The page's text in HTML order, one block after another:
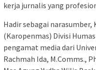
kerja jurnalis yang
Hadir sebagai
(Karopenmas) Divisi
pengamat media dari
Rachmah Ida, M.Comms.,